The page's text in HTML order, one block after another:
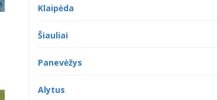
Klaipėda
Šiauliai
Panevėžys
Alytus